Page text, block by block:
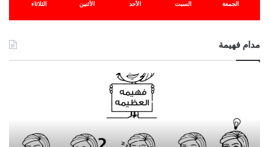
الجمعة السبت الأحد الأثنين الثلاثاء
مدام فهيمة